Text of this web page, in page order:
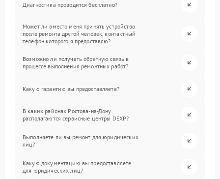
Диагностика проводится бесплатно?
Может ли вместо меня принять устройство
после ремонта другой человек, контактный
телефон которого я предоставлю?
Возможно ли получать обратную связь в
процессе выполнения ремонтных работ?
Какую гарантию вы предоставляете?
В каких районах Ростова-на-Дону
располагаются сервисные центры DEXP?
Выполняете ли вы ремонт для юридических
лиц?
Какую документацию вы предоставляете
для юридических лиц?